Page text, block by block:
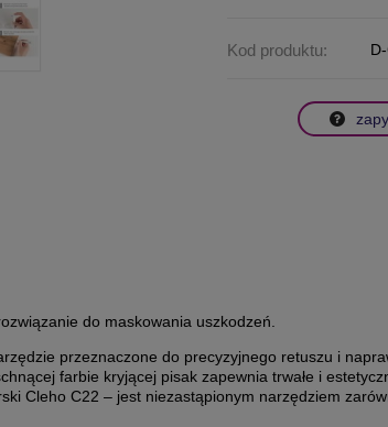
Kod produktu:
do maskowania uszkodzeń.
przeznaczone do precyzyjnego retuszu i
farbie kryjącej pisak zapewnia trwałe i
Cleho C22 – jest niezastąpionym narzędziem